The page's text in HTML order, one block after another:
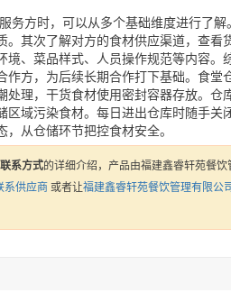
务方时，可以从多个基础维度进行了
其次了解对方的食材供应渠道，查看
境、菜品样式、人员操作规范等内容。
作方，为后续长期合作打下基础。食堂
处理，干货食材使用密封容器存放。仓
区域污染食材。每日进出仓库时随手关
从仓储环节把控食材安全。
系方式的详细介绍，产品由福建鑫睿轩苑餐
系供应商 或者让福建鑫睿轩苑餐饮管理有限公司